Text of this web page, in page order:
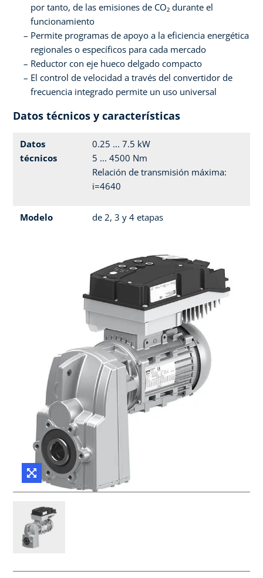
por tanto, de las emisiones de CO₂ durante el
funcionamiento
Permite programas de apoyo a la eficiencia energética
regionales o específicos para cada mercado
Reductor con eje hueco delgado compacto
El control de velocidad a través del convertidor de
frecuencia integrado permite un uso universal
Datos técnicos y características
Datos
técnicos
0.25 ... 7.5 kW
5 ... 4500 Nm
Relación de transmisión máxima:
i=4640
Modelo de 2, 3 y 4 etapas